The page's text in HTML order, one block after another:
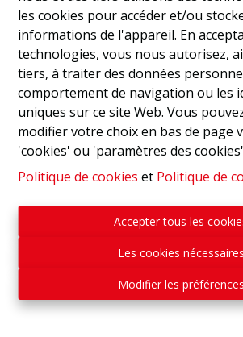
les cookies pour accéder et/ou
informations de l'appareil. En
technologies, vous nous autorisez,
tiers, à traiter des données
comportement de navigation ou les
uniques sur ce site Web. Vous
modifier votre choix en bas de page
'cookies' ou 'paramètres des
Politique de cookies et Politique de
Accepter tous les
Les cookies nécessaires
Modifier les préférences